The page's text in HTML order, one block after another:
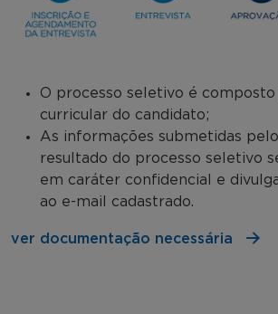
O processo seletivo é composto
curricular do candidato;
As informações submetidas
resultado do processo seletivo
em caráter confidencial e
ao e-mail cadastrado.
ver documentação necessária